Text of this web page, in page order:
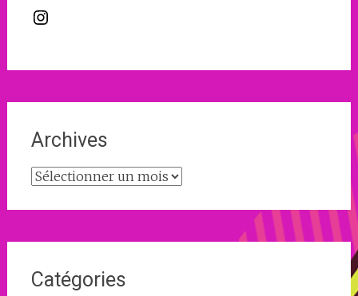
Instagram
Archives
Archives
Catégories